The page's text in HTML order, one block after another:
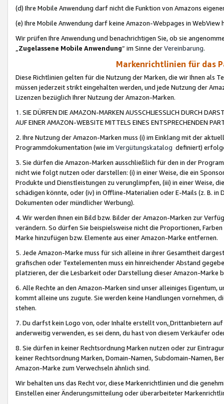
(d) Ihre Mobile Anwendung darf nicht die Funktion von Amazons
(e) Ihre Mobile Anwendung darf keine Amazon-Webpages in WebView
Wir prüfen Ihre Anwendung und benachrichtigen Sie, ob sie
„Zugelassene Mobile Anwendung“ im Sinne derVereinbarung.
Markenrichtlinien für das
Diese Richtlinien gelten für die Nutzung der Marken, die wir Ihnen als
müssen jederzeit strikt eingehalten werden, und jede Nutzung der
Lizenzen bezüglich Ihrer Nutzung der Amazon-Marken.
1. SIE DÜRFEN DIE AMAZON-MARKEN AUSSCHLIESSLICH DURCH
AUF EINER AMAZON-WEBSITE MITTELS EINES ENTSPRECHENDEN
2. Ihre Nutzung der Amazon-Marken muss (i) im Einklang mit der
Programmdokumentation (wie im Vergütungskatalog definiert)
3. Sie dürfen die Amazon-Marken ausschließlich für den in der
nicht wie folgt nutzen oder darstellen: (i) in einer Weise, die ein
Produkte und Dienstleistungen zu verunglimpfen, (iii) in einer Weise,
schädigen könnte, oder (iv) in Offline-Materialien oder E-Mails (z. B. in
Dokumenten oder mündlicher Werbung).
4. Wir werden Ihnen ein Bild bzw. Bilder der Amazon-Marken zur
verändern. So dürfen Sie beispielsweise nicht die Proportionen,
Marke hinzufügen bzw. Elemente aus einer Amazon-Marke entfernen.
5. Jede Amazon-Marke muss für sich alleine in ihrer Gesamtheit
grafischen oder Textelementen muss ein hinreichender Abstand
platzieren, der die Lesbarkeit oder Darstellung dieser Amazon-Marke
6. Alle Rechte an den Amazon-Marken sind unser alleiniges
kommt alleine uns zugute. Sie werden keine Handlungen vornehmen,
stehen.
7. Du darfst kein Logo von, oder Inhalte erstellt von,Drittanbietern auf
anderweitig verwenden, es sei denn, du hast von diesem Verkäufer
8. Sie dürfen in keiner Rechtsordnung Marken nutzen oder zur
keiner Rechtsordnung Marken, Domain-Namen, Subdomain-Namen,
Amazon-Marke zum Verwechseln ähnlich sind.
Wir behalten uns das Recht vor, diese Markenrichtlinien und die
Einstellen einer Änderungsmitteilung oder überarbeiteter